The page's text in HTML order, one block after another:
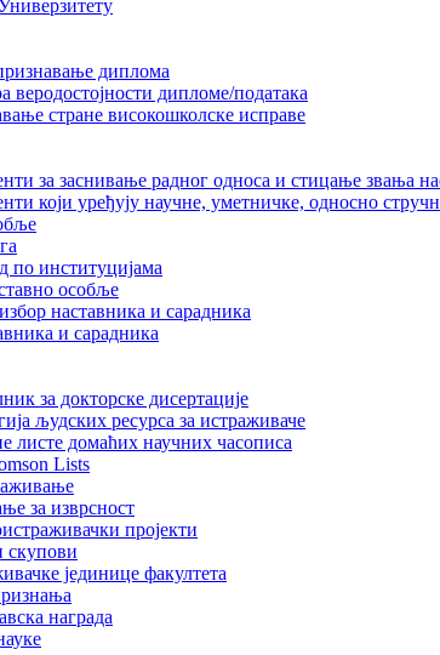
диплома
веродостојности дипломе/података
стране високошколске исправе
за заснивање радног односа и стицање звања
који уређују научне, уметничке, односно
по институцијама
особље
наставника и сарадника
и сарадника
за докторске дисертације
људских ресурса за истраживаче
листе домаћих научних часописа
Lists
за изврсност
пројекти
скупови
јединице факултета
награда